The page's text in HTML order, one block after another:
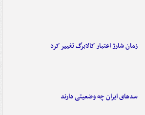
زمان شارژ اعتبار کالابرگ تغییر کرد
سدهای ایران چه وضعیتی دارند